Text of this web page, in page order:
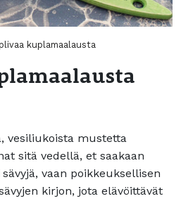
kuplamaalausta
vesiliukoista mustetta
sitä vedellä, et saakaan
vaan poikkeuksellisen
kirjon, jota elävöittävät